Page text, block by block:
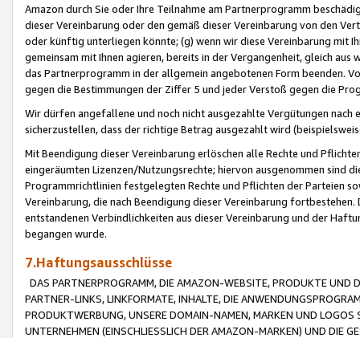
Amazon durch Sie oder Ihre Teilnahme am Partnerprogramm
dieser Vereinbarung oder den gemäß dieser Vereinbarung von den
oder künftig unterliegen könnte; (g) wenn wir diese Vereinbarung mit
gemeinsam mit Ihnen agieren, bereits in der Vergangenheit, gleich
das Partnerprogramm in der allgemein angebotenen Form beenden.
gegen die Bestimmungen der Ziffer 5 und jeder Verstoß gegen die
Wir dürfen angefallene und noch nicht ausgezahlte Vergütungen
sicherzustellen, dass der richtige Betrag ausgezahlt wird
Mit Beendigung dieser Vereinbarung erlöschen alle Rechte und
eingeräumten Lizenzen/Nutzungsrechte; hiervon ausgenommen sind
Programmrichtlinien festgelegten Rechte und Pflichten der Parteien
Vereinbarung, die nach Beendigung dieser Vereinbarung
entstandenen Verbindlichkeiten aus dieser Vereinbarung und der
begangen wurde.
7.Haftungsausschlüsse
DAS PARTNERPROGRAMM, DIE AMAZON-WEBSITE, PRODUKTE UND
PARTNER-LINKS, LINKFORMATE, INHALTE, DIE
PRODUKTWERBUNG, UNSERE DOMAIN-NAMEN, MARKEN UND
UNTERNEHMEN (EINSCHLIESSLICH DER AMAZON-MARKEN) UND DIE